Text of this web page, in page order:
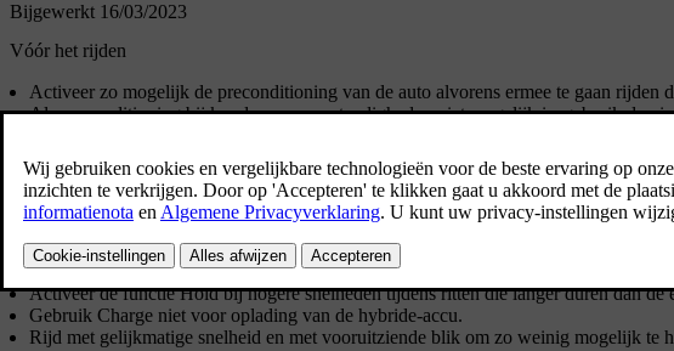
Bijgewerkt 16/03/2023
Vóór het rijden
Activeer zo mogelijk de preconditioning van de auto alvorens ermee te gaan rijden
Als preconditioning bij koude weersomstandigheden niet mogelijk is, gebruik dan
De bandenkeuze en bandenspanning zijn mogelijk van invloed op het
Neem geen spullen in de auto mee die u niet gebruikt – hoe groter de belading, hoe
Activeer de rijmodusPure.
Activeer de functieHoldbij hogere snelheden tijdens ritten die langer duren dan de
Gebruik Charge niet voor oplading van de hybride-accu.
Rijd met gelijkmatige snelheid en met vooruitziende blik om zo weinig mogelijk te